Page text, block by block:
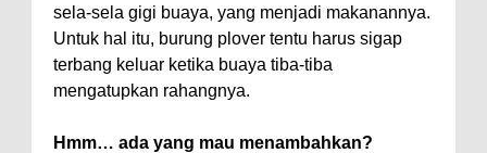
sela-sela gigi buaya, yang menjadi makanannya.
Untuk hal itu, burung plover tentu harus sigap
terbang keluar ketika buaya tiba-tiba
mengatupkan rahangnya.
Hmm… ada yang mau menambahkan?